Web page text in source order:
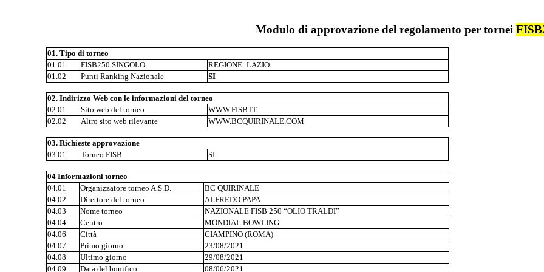
Modulo di approvazione del regolamento per tornei
01. Tipo di torneo
01.01
FISB250 SINGOLO
REGIONE: LAZIO
01.02
Punti Ranking Nazionale SI
02. Indirizzo Web con le informazioni del torneo
02.01
Sito web del torneo
WWW.FISB.IT
02.02
Altro sito web rilevante WWW.BCQUIRINALE.COM
03. Richieste approvazione
03.01
Torneo FISB SI
04 Informazioni torneo
04.01
Organizzatore torneo A.S.D.
BC QUIRINALE
04.02
Direttore del torneo
ALFREDO PAPA
04.03
Nome torneo
NAZIONALE FISB 250 “OLIO TRALDI”
04.04
Centro
MONDIAL BOWLING
04.06
Città
CIAMPINO (ROMA)
04.07
Primo giorno
23/08/2021
04.08
Ultimo giorno
29/08/2021
04.09
Data del bonifico 08/06/2021